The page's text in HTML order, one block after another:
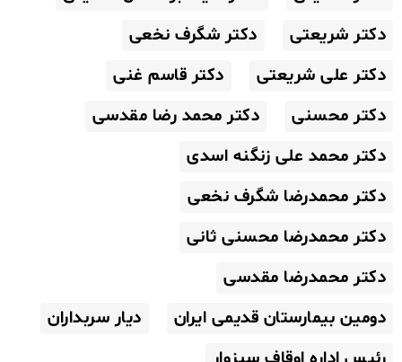
دکتر شریعتی
دکتر شگرف نخعی
دکتر علی شریعتی
دکتر قاسم غنی
دکتر محسنی
دکتر محمد رضا مقدسی
دکتر محمد علی زنگنه اسدی
دکتر محمدرضا شگرف نخعی
دکتر محمدرضا محسنی ثانی
دکتر محمدرضا مقدسی
دومین بیمارستان قدیمی ایران
دیار سربداران